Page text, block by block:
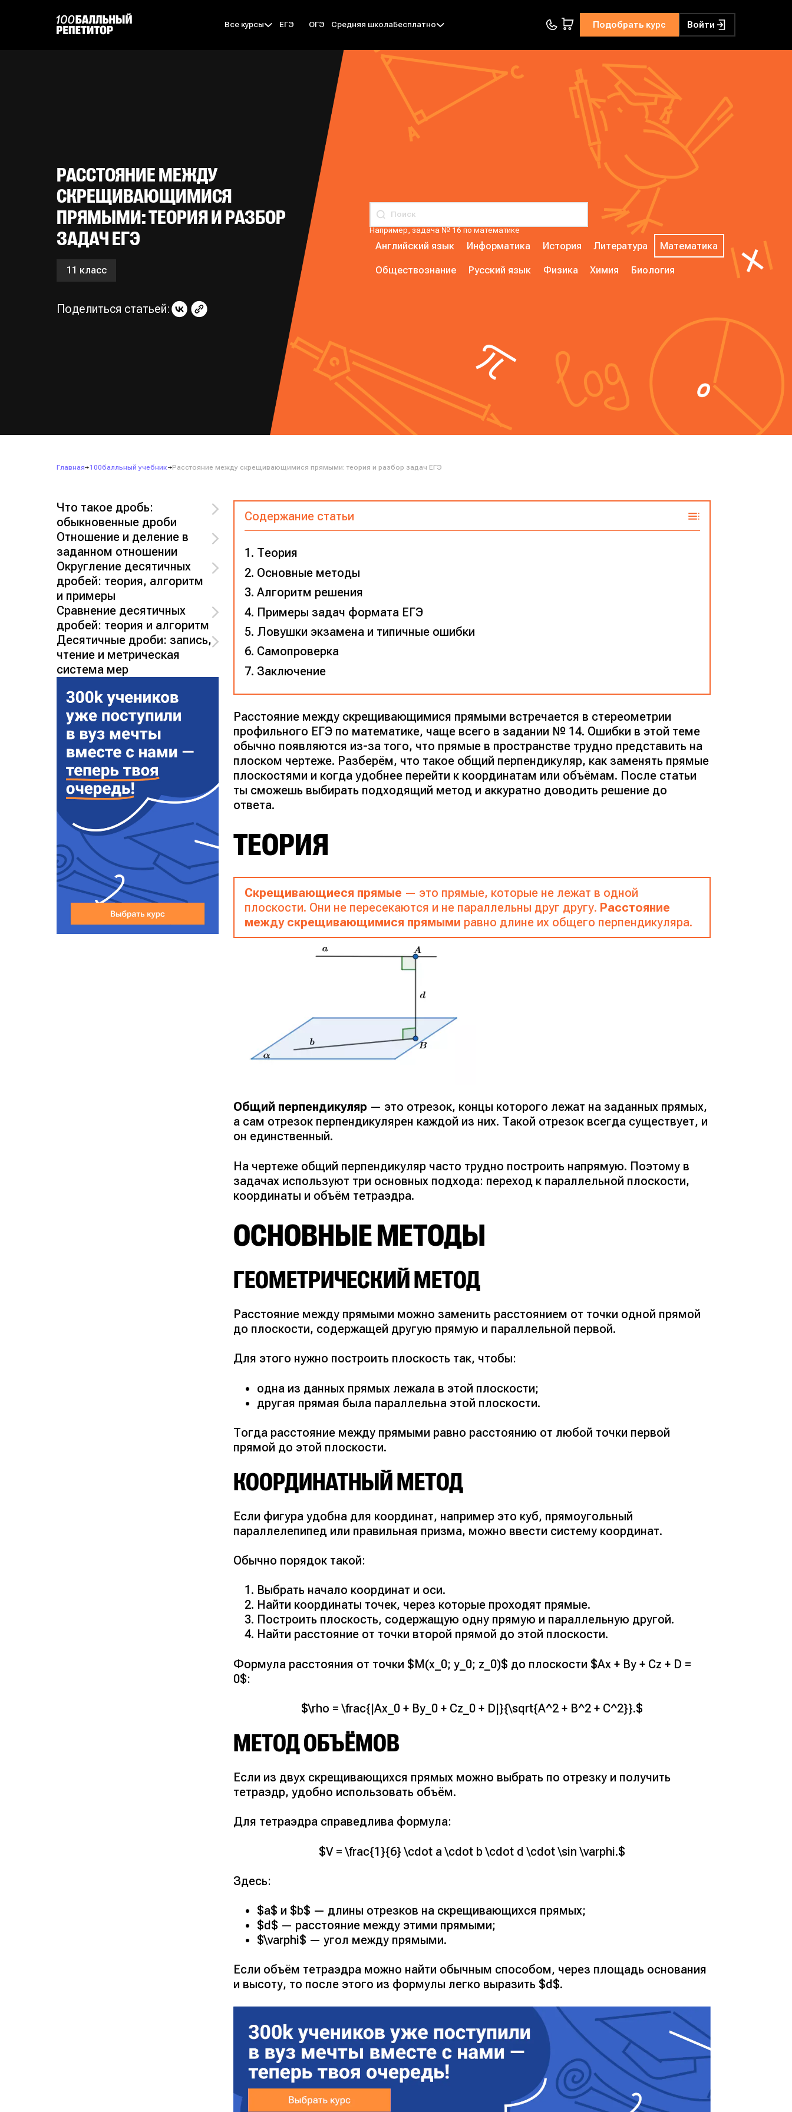
Все курсы ЕГЭ ОГЭ Средняя школаБесплатно Подобрать курс Войти
РАССТОЯНИЕ МЕЖДУ
СКРЕЩИВАЮЩИМИСЯ
ПРЯМЫМИ: ТЕОРИЯ И РАЗБОР
ЗАДАЧ ЕГЭ
11 класс
Поделиться статьей:
Например, задача № 16 по математике
Английский язык Информатика История Литература Математика
Обществознание Русский язык Физика Химия Биология
Главная 100балльный учебник Расстояние между скрещивающимися прямыми: теория и разбор задач ЕГЭ
Что такое дробь:
обыкновенные дроби
Отношение и деление в
заданном отношении
Округление десятичных
дробей: теория, алгоритм
и примеры
Сравнение десятичных
дробей: теория и алгоритм
Десятичные дроби: запись,
чтение и метрическая
система мер
Содержание статьи
Теория
Основные методы
Алгоритм решения
Примеры задач формата ЕГЭ
Ловушки экзамена и типичные ошибки
Самопроверка
Заключение
Расстояние между скрещивающимися прямыми встречается в стереометрии
профильного ЕГЭ по математике, чаще всего в задании № 14. Ошибки в этой теме
обычно появляются из-за того, что прямые в пространстве трудно представить на
плоском чертеже. Разберём, что такое общий перпендикуляр, как заменять прямые
плоскостями и когда удобнее перейти к координатам или объёмам. После статьи
ты сможешь выбирать подходящий метод и аккуратно доводить решение до
ответа.
ТЕОРИЯ
Скрещивающиеся прямые — это прямые, которые не лежат в одной
плоскости. Они не пересекаются и не параллельны друг другу. Расстояние
между скрещивающимися прямыми равно длине их общего перпендикуляра.
Общий перпендикуляр — это отрезок, концы которого лежат на заданных прямых,
а сам отрезок перпендикулярен каждой из них. Такой отрезок всегда существует, и
он единственный.
На чертеже общий перпендикуляр часто трудно построить напрямую. Поэтому в
задачах используют три основных подхода: переход к параллельной плоскости,
координаты и объём тетраэдра.
ОСНОВНЫЕ МЕТОДЫ
ГЕОМЕТРИЧЕСКИЙ МЕТОД
Расстояние между прямыми можно заменить расстоянием от точки одной прямой
до плоскости, содержащей другую прямую и параллельной первой.
Для этого нужно построить плоскость так, чтобы:
одна из данных прямых лежала в этой плоскости;
другая прямая была параллельна этой плоскости.
Тогда расстояние между прямыми равно расстоянию от любой точки первой
прямой до этой плоскости.
КООРДИНАТНЫЙ МЕТОД
Если фигура удобна для координат, например это куб, прямоугольный
параллелепипед или правильная призма, можно ввести систему координат.
Обычно порядок такой:
Выбрать начало координат и оси.
Найти координаты точек, через которые проходят прямые.
Построить плоскость, содержащую одну прямую и параллельную другой.
Найти расстояние от точки второй прямой до этой плоскости.
Формула расстояния от точки $M(x_0; y_0; z_0)$ до плоскости $Ax + By + Cz + D =
0$:
$\rho = \frac{|Ax_0 + By_0 + Cz_0 + D|}{\sqrt{A^2 + B^2 + C^2}}.$
МЕТОД ОБЪЁМОВ
Если из двух скрещивающихся прямых можно выбрать по отрезку и получить
тетраэдр, удобно использовать объём.
Для тетраэдра справедлива формула:
$V = \frac{1}{6} \cdot a \cdot b \cdot d \cdot \sin \varphi.$
Здесь:
$a$ и $b$ — длины отрезков на скрещивающихся прямых;
$d$ — расстояние между этими прямыми;
$\varphi$ — угол между прямыми.
Если объём тетраэдра можно найти обычным способом, через площадь основания
и высоту, то после этого из формулы легко выразить $d$.